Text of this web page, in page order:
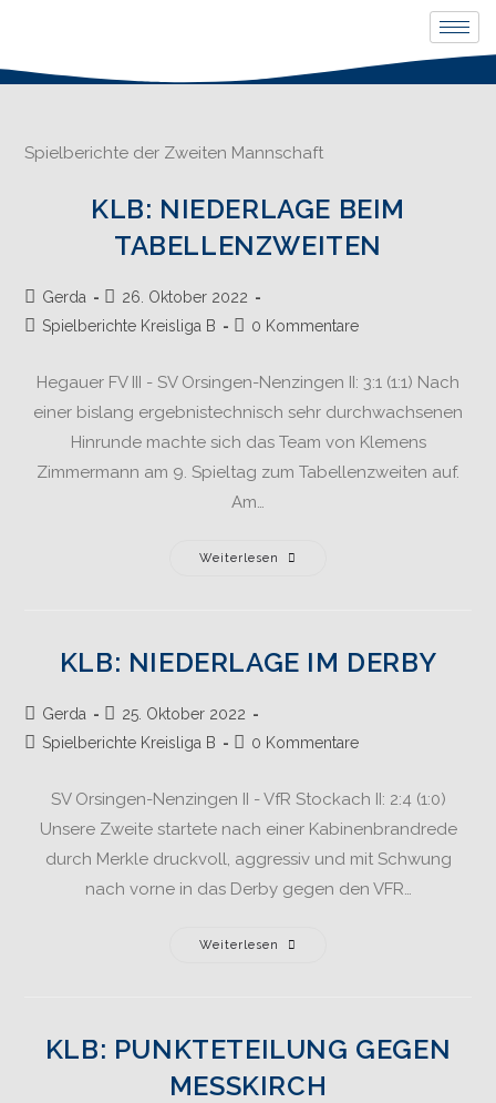
Spielberichte der Zweiten Mannschaft
KLB: NIEDERLAGE BEIM
TABELLENZWEITEN
Gerda
26. Oktober 2022
Spielberichte Kreisliga B
0 Kommentare
Hegauer FV III - SV Orsingen-Nenzingen II: 3:1 (1:1) Nach
einer bislang ergebnistechnisch sehr durchwachsenen
Hinrunde machte sich das Team von Klemens
Zimmermann am 9. Spieltag zum Tabellenzweiten auf.
Am…
Weiterlesen
KLB: NIEDERLAGE IM DERBY
Gerda
25. Oktober 2022
Spielberichte Kreisliga B
0 Kommentare
SV Orsingen-Nenzingen II - VfR Stockach II: 2:4 (1:0)
Unsere Zweite startete nach einer Kabinenbrandrede
durch Merkle druckvoll, aggressiv und mit Schwung
nach vorne in das Derby gegen den VFR…
Weiterlesen
KLB: PUNKTETEILUNG GEGEN
MESSKIRCH